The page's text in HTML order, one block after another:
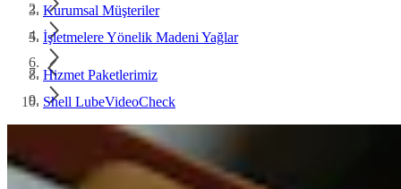
Kurumsal Müşteriler
İşletmelere Yönelik Madeni Yağlar
Hizmet Paketlerimiz
Shell LubeVideoCheck